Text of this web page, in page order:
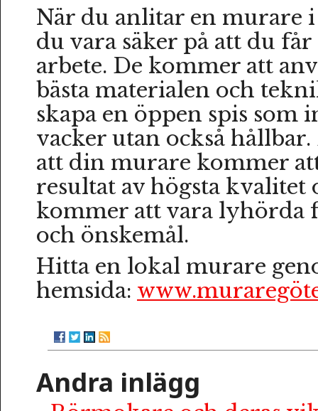
När du anlitar en murare
du vara säker på att du
arbete. De kommer att
bästa materialen och
skapa en öppen spis som
vacker utan också
att din murare kommer
resultat av högsta kvalitet
kommer att vara lyhörda
och önskemål.
Hitta en lokal murare
hemsida:
Andra inlägg